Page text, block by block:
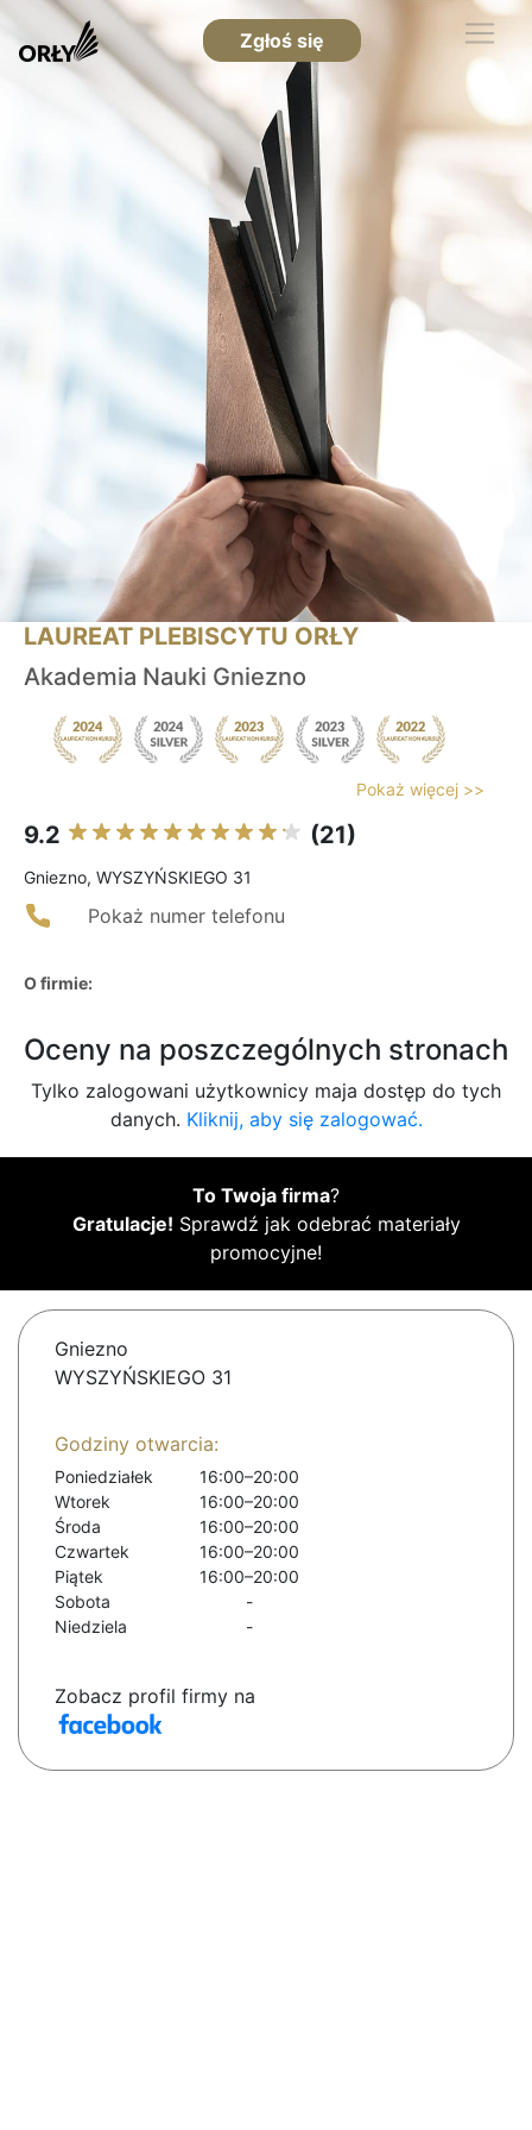
Zgłoś się
LAUREAT PLEBISCYTU ORŁY
Akademia Nauki Gniezno
Pokaż więcej >>
9.2 (21)
Gniezno, WYSZYŃSKIEGO 31
Pokaż numer telefonu
O firmie:
Oceny na poszczególnych stronach
Tylko zalogowani użytkownicy maja dostęp do tych
danych. Kliknij, aby się zalogować.
To Twoja firma?
Gratulacje! Sprawdź jak odebrać materiały
promocyjne!
Gniezno
WYSZYŃSKIEGO 31
Godziny otwarcia:
Poniedziałek
16:00–20:00
Wtorek
16:00–20:00
Środa
16:00–20:00
Czwartek
16:00–20:00
Piątek
16:00–20:00
Sobota
-
Niedziela
-
Zobacz profil firmy na